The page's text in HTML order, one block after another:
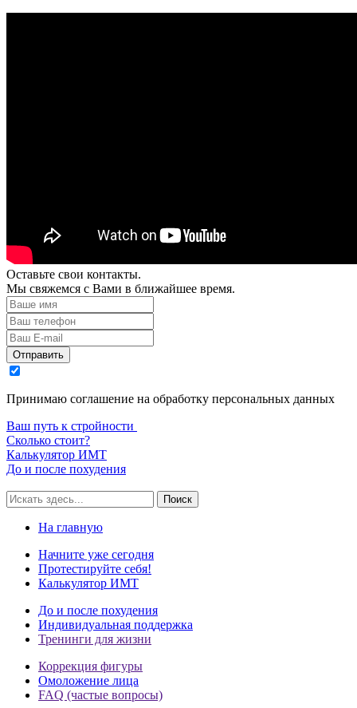
Оставьте свои контакты.
Мы свяжемся с Вами в ближайшее время.
Отправить
Принимаю соглашение на обработку персональных данных
Ваш путь к стройности
Сколько стоит?
Калькулятор ИМТ
До и после похудения
Поиск
На главную
Начните уже сегодня
Протестируйте себя!
Калькулятор ИМТ
До и после похудения
Индивидуальная поддержка
Тренинги для жизни
Коррекция фигуры
Омоложение лица
FAQ (частые вопросы)